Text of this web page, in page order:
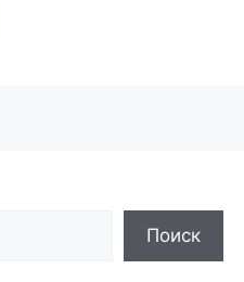
Поиск